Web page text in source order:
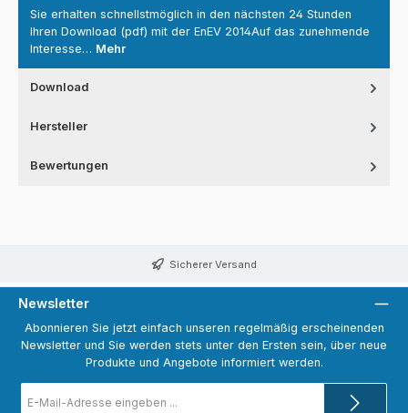
Sie erhalten schnellstmöglich in den nächsten 24 Stunden
Ihren Download (pdf) mit der EnEV 2014Auf das zunehmende
Interesse… Mehr
Download
Hersteller
Bewertungen
Sicherer Versand
Newsletter
Abonnieren Sie jetzt einfach unseren regelmäßig erscheinenden
Newsletter und Sie werden stets unter den Ersten sein, über neue
Produkte und Angebote informiert werden.
Mail-